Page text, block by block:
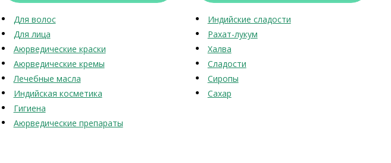
Для волос
Для лица
Аюрведические краски
Аюрведические кремы
Лечебные масла
Индийская косметика
Гигиена
Аюрведические препараты
Индийские сладости
Рахат-лукум
Халва
Сладости
Сиропы
Сахар